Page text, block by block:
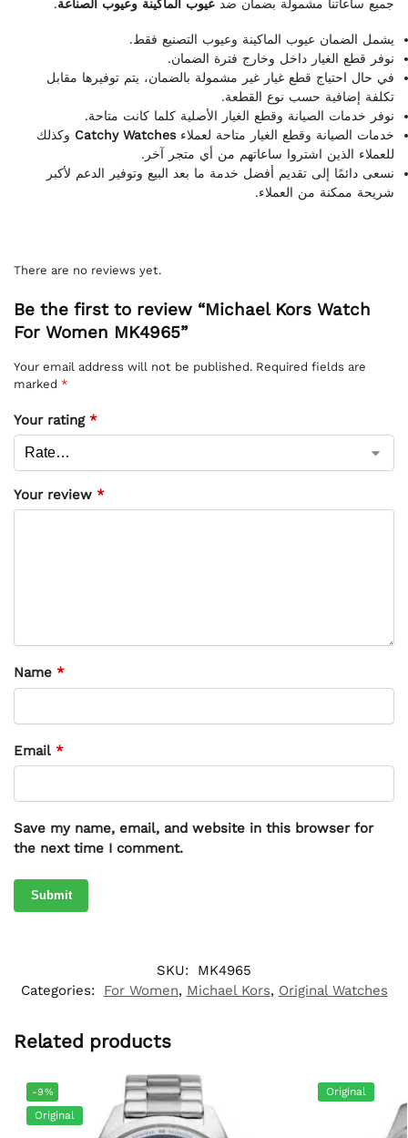
جميع ساعاتنا مشمولة بضمان ضد عيوب الماكينة وعيوب الصناعة.
يشمل الضمان عيوب الماكينة وعيوب التصنيع فقط.
نوفر قطع الغيار داخل وخارج فترة الضمان.
في حال احتياج قطع غيار غير مشمولة بالضمان، يتم توفيرها مقابل
تكلفة إضافية حسب نوع القطعة.
نوفر خدمات الصيانة وقطع الغيار الأصلية كلما كانت متاحة.
خدمات الصيانة وقطع الغيار متاحة لعملاءCatchy Watches وكذلك
للعملاء الذين اشتروا ساعاتهم من أي متجر آخر.
نسعى دائمًا إلى تقديم أفضل خدمة ما بعد البيع وتوفير الدعم لأكبر
شريحة ممكنة من العملاء.
There are no reviews yet.
Be the first to review “Michael Kors Watch
For Women MK4965”
Your email address will not be published. Required fields are
marked *
Your rating *
Your review *
Name *
Email *
Save my name, email, and website in this browser for
the next time I comment.
SKU:
MK4965
Categories:
For Women, Michael Kors, Original Watches
Related products
-9%
Original
Original